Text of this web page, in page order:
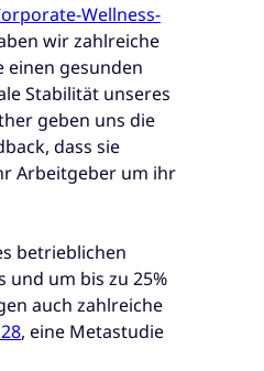
Wellness-
wir zahlreiche
einen gesunden
Stabilität unseres
geben uns die
dass sie
Arbeitgeber um ihr
betrieblichen
und um bis zu 25%
auch zahlreiche
, eine Metastudie